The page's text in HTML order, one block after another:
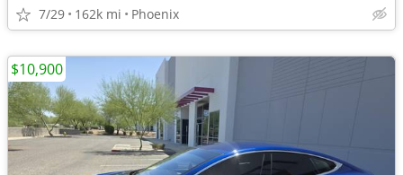
7/29 162k mi Phoenix
$10,900